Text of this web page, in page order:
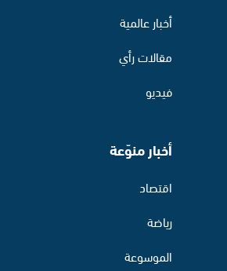
أخبار عالمية
مقالات رأي
فيديو
أخبار منوّعة
اقتصاد
رياضة
الموسوعة